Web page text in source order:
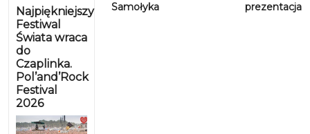
Najpiękniejszy
Festiwal
Świata wraca
do
Czaplinka.
Pol’and’Rock
Festival
2026
Samołyka
prezentacja